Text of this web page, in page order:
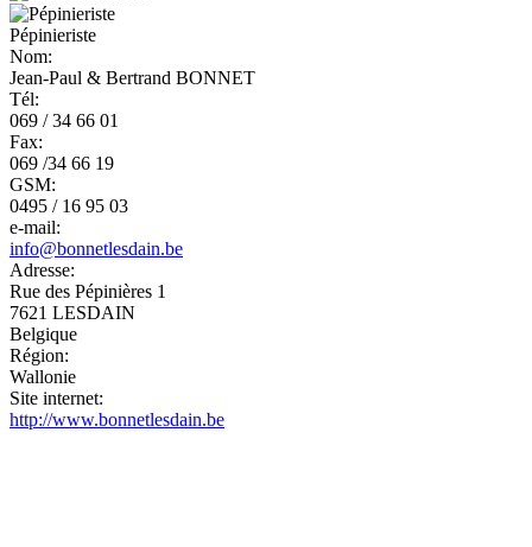
Pépinieriste
Nom:
Jean-Paul & Bertrand BONNET
Tél:
069 / 34 66 01
Fax:
069 /34 66 19
GSM:
0495 / 16 95 03
e-mail:
info@bonnetlesdain.be
Adresse:
Rue des Pépinières 1
7621 LESDAIN
Belgique
Région:
Wallonie
Site internet:
http://www.bonnetlesdain.be